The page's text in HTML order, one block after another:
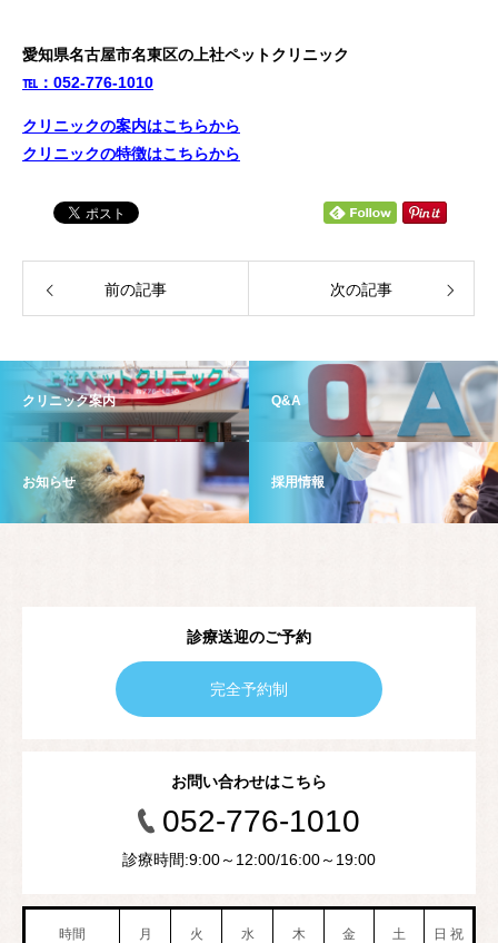
愛知県名古屋市名東区の上社ペットクリニック
℡：052-776-1010
クリニックの案内はこちらから
クリニックの特徴はこちらから
前の記事 次の記事
クリニック案内 Q&A
お知らせ 採用情報
診療送迎のご予約
完全予約制
お問い合わせはこちら
052-776-1010
診療時間:9:00～12:00/16:00～19:00
時間 月 火 水 木 金 土 日 祝